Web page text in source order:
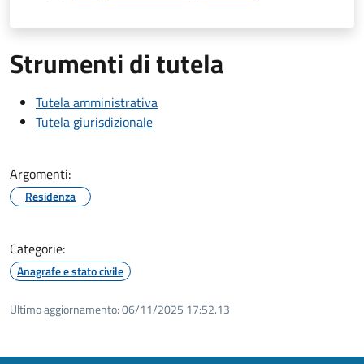
Strumenti di tutela
Tutela amministrativa
Tutela giurisdizionale
Argomenti:
Residenza
Categorie:
Anagrafe e stato civile
Ultimo aggiornamento:06/11/2025 17:52.13